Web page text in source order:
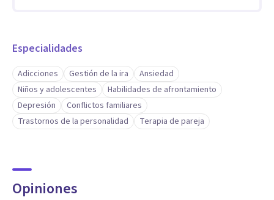
Especialidades
Adicciones Gestión de la ira
Ansiedad
Niños y adolescentes
Habilidades de afrontamiento
Depresión
Conflictos familiares
Trastornos de la personalidad
Terapia de pareja
Opiniones